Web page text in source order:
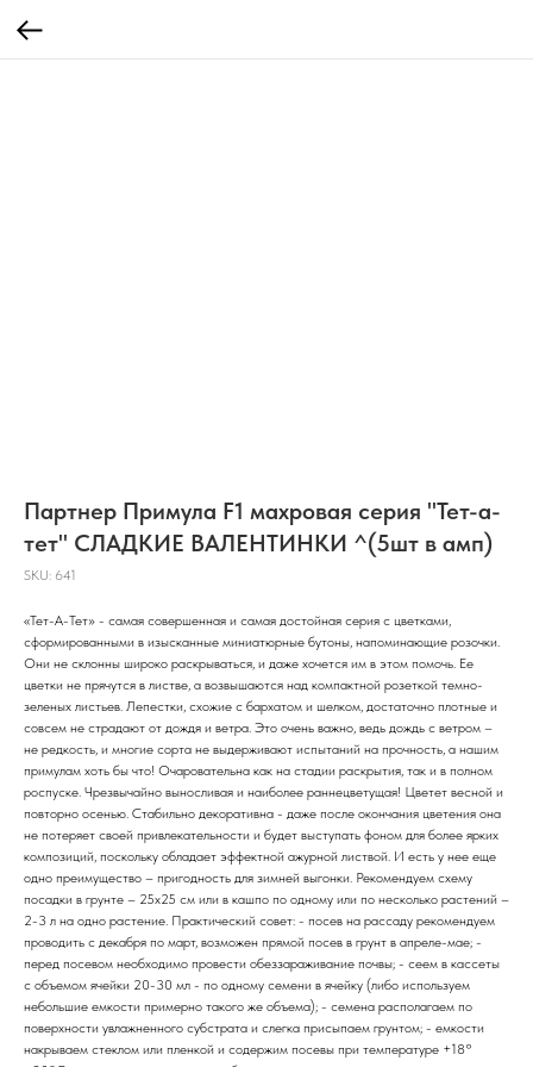
Партнер Примула F1 махровая серия "Тет-а-
тет" СЛАДКИЕ ВАЛЕНТИНКИ ^(5шт в амп)
SKU: 641
«Тет-А-Тет» - самая совершенная и самая достойная серия с цветками,
сформированными в изысканные миниатюрные бутоны, напоминающие розочки.
Они не склонны широко раскрываться, и даже хочется им в этом помочь. Ее
цветки не прячутся в листве, а возвышаются над компактной розеткой темно-
зеленых листьев. Лепестки, схожие с бархатом и шелком, достаточно плотные и
совсем не страдают от дождя и ветра. Это очень важно, ведь дождь с ветром –
не редкость, и многие сорта не выдерживают испытаний на прочность, а нашим
примулам хоть бы что! Очаровательна как на стадии раскрытия, так и в полном
роспуске. Чрезвычайно выносливая и наиболее раннецветущая! Цветет весной и
повторно осенью. Стабильно декоративна - даже после окончания цветения она
не потеряет своей привлекательности и будет выступать фоном для более ярких
композиций, поскольку обладает эффектной ажурной листвой. И есть у нее еще
одно преимущество – пригодность для зимней выгонки. Рекомендуем схему
посадки в грунте – 25х25 см или в кашпо по одному или по несколько растений –
2-3 л на одно растение. Практический совет: - посев на рассаду рекомендуем
проводить с декабря по март, возможен прямой посев в грунт в апреле-мае; -
перед посевом необходимо провести обеззараживание почвы; - сеем в кассеты
с объемом ячейки 20-30 мл - по одному семени в ячейку (либо используем
небольшие емкости примерно такого же объема); - семена располагаем по
поверхности увлажненного субстрата и слегка присыпаем грунтом; - емкости
накрываем стеклом или пленкой и содержим посевы при температуре +18°